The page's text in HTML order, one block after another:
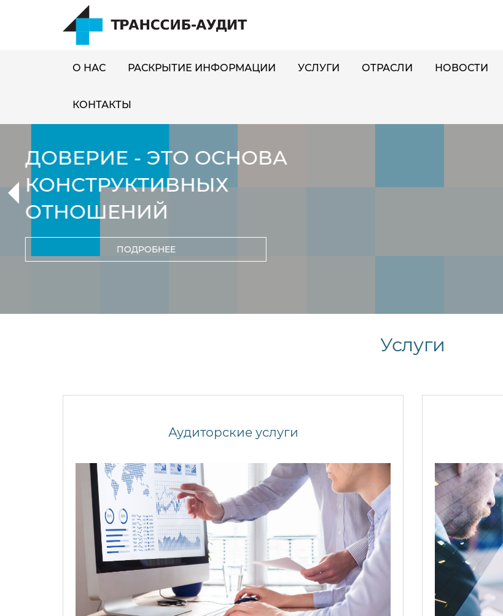
О НАС РАСКРЫТИЕ ИНФОРМАЦИИ УСЛУГИ ОТРАСЛИ НОВОСТИ
КОНТАКТЫ
РЕГИОНАЛЬНЫЙ КОНТАКТ -
МЕЖДУНАРОДНАЯ ПОМОЩЬ
ПОДРОБНЕЕ
Услуги
Аудиторские услуги